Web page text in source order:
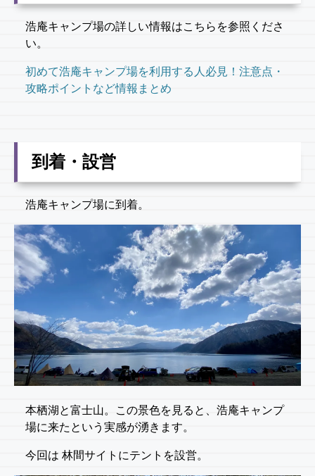
浩庵キャンプ場の詳しい情報はこちらを参照くださ
い。
初めて浩庵キャンプ場を利用する人必見！注意点・
攻略ポイントなど情報まとめ
到着・設営
浩庵キャンプ場に到着。
本栖湖と富士山。この景色を見ると、浩庵キャンプ
場に来たという実感が湧きます。
今回は 林間サイトにテントを設営。